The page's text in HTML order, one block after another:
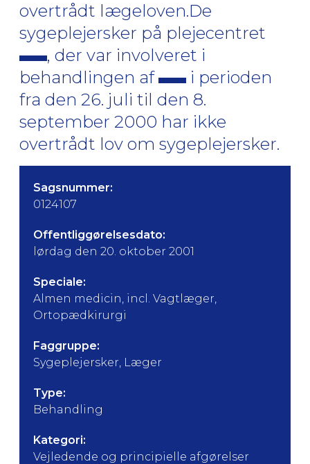
overtrådt lægeloven.De
sygeplejersker på plejecentret
, der var involveret i
behandlingen af
i perioden
fra den 26. juli til den 8.
september 2000 har ikke
overtrådt lov om sygeplejersker.
Sagsnummer:
0124107
Offentliggørelsesdato:
lørdag den 20. oktober 2001
Speciale:
Almen medicin, incl. Vagtlæger,
Ortopædkirurgi
Faggruppe:
Sygeplejersker, Læger
Type:
Behandling
Kategori:
Vejledende og principielle afgørelser